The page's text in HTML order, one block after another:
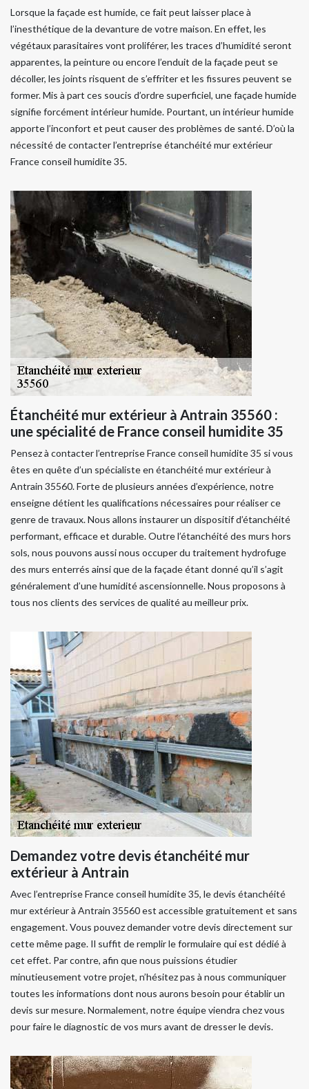
Lorsque la façade est humide, ce fait peut laisser place à
l’inesthétique de la devanture de votre maison. En effet, les
végétaux parasitaires vont proliférer, les traces d’humidité seront
apparentes, la peinture ou encore l’enduit de la façade peut se
décoller, les joints risquent de s’effriter et les fissures peuvent se
former. Mis à part ces soucis d’ordre superficiel, une façade humide
signifie forcément intérieur humide. Pourtant, un intérieur humide
apporte l’inconfort et peut causer des problèmes de santé. D’où la
nécessité de contacter l’entreprise étanchéité mur extérieur
France conseil humidite 35.
Étanchéité mur extérieur à Antrain 35560 :
une spécialité de France conseil humidite 35
Pensez à contacter l’entreprise France conseil humidite 35 si vous
êtes en quête d’un spécialiste en étanchéité mur extérieur à
Antrain 35560. Forte de plusieurs années d’expérience, notre
enseigne détient les qualifications nécessaires pour réaliser ce
genre de travaux. Nous allons instaurer un dispositif d’étanchéité
performant, efficace et durable. Outre l’étanchéité des murs hors
sols, nous pouvons aussi nous occuper du traitement hydrofuge
des murs enterrés ainsi que de la façade étant donné qu’il s’agit
généralement d’une humidité ascensionnelle. Nous proposons à
tous nos clients des services de qualité au meilleur prix.
Demandez votre devis étanchéité mur
extérieur à Antrain
Avec l’entreprise France conseil humidite 35, le devis étanchéité
mur extérieur à Antrain 35560 est accessible gratuitement et sans
engagement. Vous pouvez demander votre devis directement sur
cette même page. Il suffit de remplir le formulaire qui est dédié à
cet effet. Par contre, afin que nous puissions étudier
minutieusement votre projet, n’hésitez pas à nous communiquer
toutes les informations dont nous aurons besoin pour établir un
devis sur mesure. Normalement, notre équipe viendra chez vous
pour faire le diagnostic de vos murs avant de dresser le devis.